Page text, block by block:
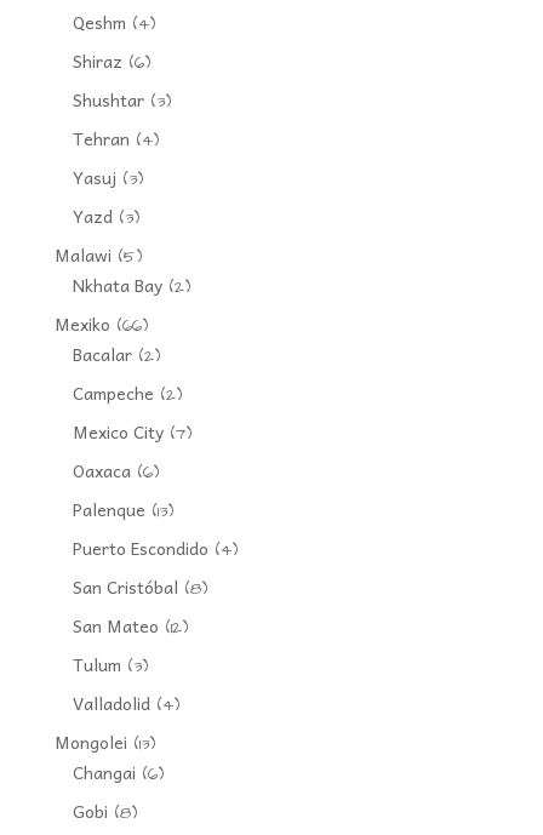
Qeshm (4)
Shiraz (6)
Shushtar(3)
Tehran (4)
Yasuj (3)
Yazd(3)
Malawi (5)
Nkhata Bay(2)
Mexiko (66)
Bacalar(2)
Campeche (2)
Mexico City(7)
Oaxaca(6)
Palenque (13)
Puerto Escondido (4)
San Cristóbal (8)
San Mateo (12)
Tulum (3)
Valladolid(4)
Mongolei (13)
Changai (6)
Gobi (8)